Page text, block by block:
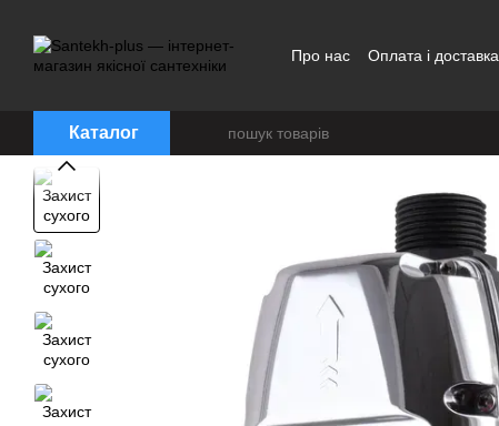
Про нас Оплата і доставка
Каталог